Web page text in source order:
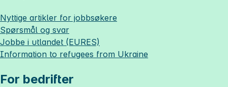
Nyttige artikler for jobbsøkere
Spørsmål og svar
Jobbe i utlandet (EURES)
Information to refugees from Ukraine
For bedrifter